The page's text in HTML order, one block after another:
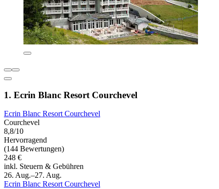
1. Ecrin Blanc Resort Courchevel
Ecrin Blanc Resort Courchevel
Courchevel
8,8/10
Hervorragend
(144 Bewertungen)
248 €
inkl. Steuern & Gebühren
26. Aug.–27. Aug.
Ecrin Blanc Resort Courchevel